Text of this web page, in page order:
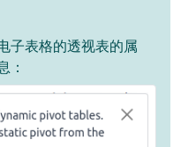
子表格的透视表的属
：